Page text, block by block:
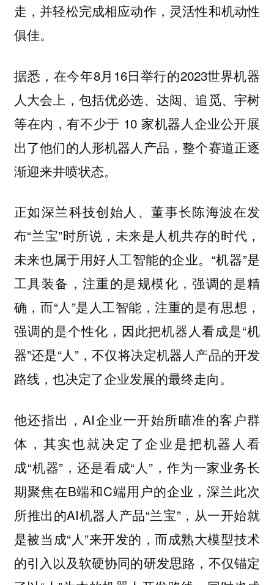
走，并轻松完成相应动作，灵活性和机动性
俱佳。
据悉，在今年8月16日举行的2023世界机器
人大会上，包括优必选、达闼、追觅、宇树
等在内，有不少于 10 家机器人企业公开展
出了他们的人形机器人产品，整个赛道正逐
渐迎来井喷状态。
正如深兰科技创始人、董事长陈海波在发
布“兰宝”时所说，未来是人机共存的时代，
未来也属于用好人工智能的企业。“机器”是
工具装备，注重的是规模化，强调的是精
确，而“人”是人工智能，注重的是有思想，
强调的是个性化，因此把机器人看成是“机
器”还是“人”，不仅将决定机器人产品的开发
路线，也决定了企业发展的最终走向。
他还指出，AI企业一开始所瞄准的客户群
体，其实也就决定了企业是把机器人看
成“机器”，还是看成“人”，作为一家业务长
期聚焦在B端和C端用户的企业，深兰此次
所推出的AI机器人产品“兰宝”，从一开始就
是被当成“人”来开发的，而成熟大模型技术
的引入以及软硬协同的研发思路，不仅锚定